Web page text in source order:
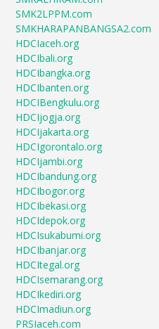
SMK2LPPM.com
SMKHARAPANBANGSA2.com
HDCIaceh.org
HDCIbali.org
HDCIbangka.org
HDCIbanten.org
HDCIBengkulu.org
HDCIjogja.org
HDCIjakarta.org
HDCIgorontalo.org
HDCIjambi.org
HDCIbandung.org
HDCIbogor.org
HDCIbekasi.org
HDCIdepok.org
HDCIsukabumi.org
HDCIbanjar.org
HDCItegal.org
HDCIsemarang.org
HDCIkediri.org
HDCImadiun.org
PRSIaceh.com